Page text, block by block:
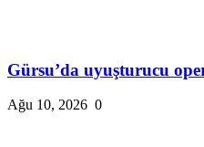
Gürsu’da uyuşturucu
Ağu 10, 2026 0